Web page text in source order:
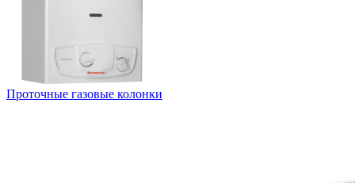
Проточные газовые колонки